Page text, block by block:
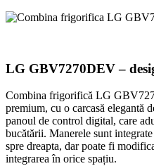
LG GBV7270DEV –
Combina frigorifică LG
premium, cu o carcasă elegantă
panoul de control digital, care
bucătării. Manerele sunt
spre dreapta, dar poate fi
integrarea în orice spațiu.